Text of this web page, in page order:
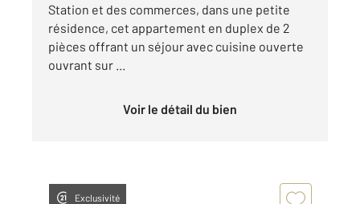
Station et des commerces, dans une petite
résidence, cet appartement en duplex de 2
pièces offrant un séjour avec cuisine ouverte
ouvrant sur ...
Voir le détail du bien
Exclusivité